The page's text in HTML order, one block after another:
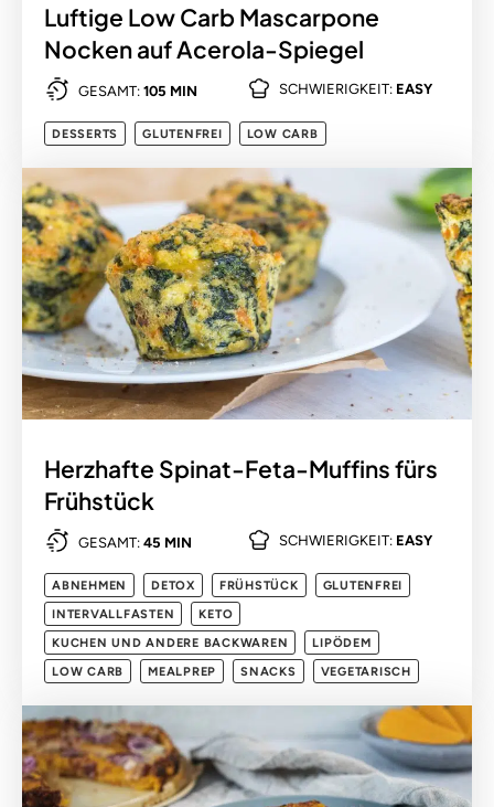
Luftige Low Carb Mascarpone
Nocken auf Acerola-Spiegel
GESAMT: 105 MIN SCHWIERIGKEIT: EASY
DESSERTS GLUTENFREI LOW CARB
Herzhafte Spinat-Feta-Muffins fürs
Frühstück
GESAMT: 45 MIN SCHWIERIGKEIT: EASY
ABNEHMEN DETOX FRÜHSTÜCK
GLUTENFREI
INTERVALLFASTEN
KETO
KUCHEN UND ANDERE BACKWAREN
LIPÖDEM
LOW CARB
MEALPREP SNACKS VEGETARISCH